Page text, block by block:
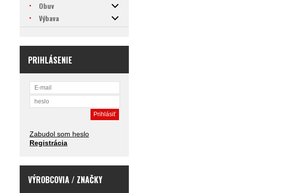
Obuv
Výbava
PRIHLÁSENIE
Zabudol som heslo
Registrácia
VÝROBCOVIA / ZNAČKY